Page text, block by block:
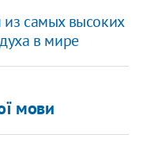
самых высоких
в мире
мови